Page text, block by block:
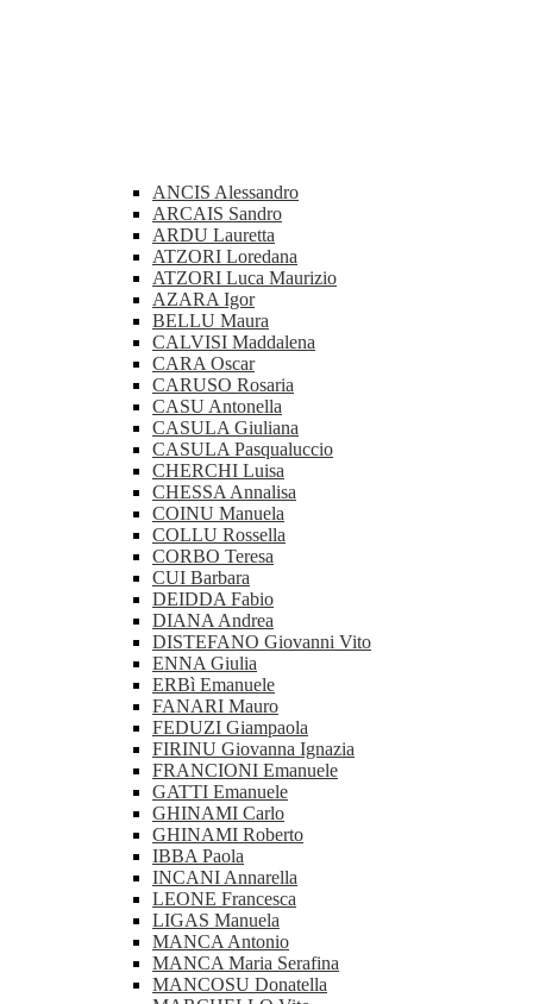
ANCIS Alessandro
ARCAIS Sandro
ARDU Lauretta
ATZORI Loredana
ATZORI Luca Maurizio
AZARA Igor
BELLU Maura
CALVISI Maddalena
CARA Oscar
CARUSO Rosaria
CASU Antonella
CASULA Giuliana
CASULA Pasqualuccio
CHERCHI Luisa
CHESSA Annalisa
COINU Manuela
COLLU Rossella
CORBO Teresa
CUI Barbara
DEIDDA Fabio
DIANA Andrea
DISTEFANO Giovanni Vito
ENNA Giulia
ERBì Emanuele
FANARI Mauro
FEDUZI Giampaola
FIRINU Giovanna Ignazia
FRANCIONI Emanuele
GATTI Emanuele
GHINAMI Carlo
GHINAMI Roberto
IBBA Paola
INCANI Annarella
LEONE Francesca
LIGAS Manuela
MANCA Antonio
MANCA Maria Serafina
MANCOSU Donatella